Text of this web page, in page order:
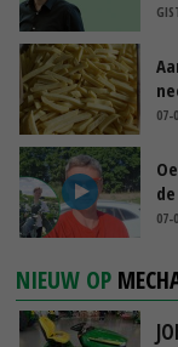
07-
07-
NIEUW OP